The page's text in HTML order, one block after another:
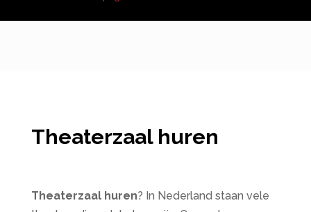
Theaterzaal huren
Theaterzaal huren? In Nederland staan vele